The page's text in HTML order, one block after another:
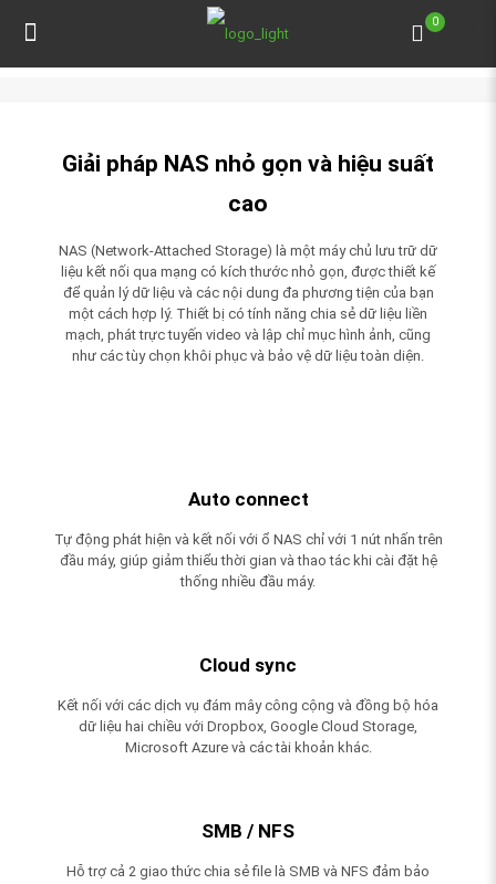
0
Giải pháp NAS nhỏ gọn và hiệu suất
cao
NAS (Network-Attached Storage) là một máy chủ lưu trữ dữ
liệu kết nối qua mạng có kích thước nhỏ gọn, được thiết kế
để quản lý dữ liệu và các nội dung đa phương tiện của bạn
một cách hợp lý. Thiết bị có tính năng chia sẻ dữ liệu liền
mạch, phát trực tuyến video và lập chỉ mục hình ảnh, cũng
như các tùy chọn khôi phục và bảo vệ dữ liệu toàn diện.
Auto connect
Tự động phát hiện và kết nối với ổ NAS chỉ với 1 nút nhấn trên
đầu máy, giúp giảm thiểu thời gian và thao tác khi cài đặt hệ
thống nhiều đầu máy.
Cloud sync
Kết nối với các dịch vụ đám mây công cộng và đồng bộ hóa
dữ liệu hai chiều với Dropbox, Google Cloud Storage,
Microsoft Azure và các tài khoản khác.
SMB / NFS
Hỗ trợ cả 2 giao thức chia sẻ file là SMB và NFS đảm bảo